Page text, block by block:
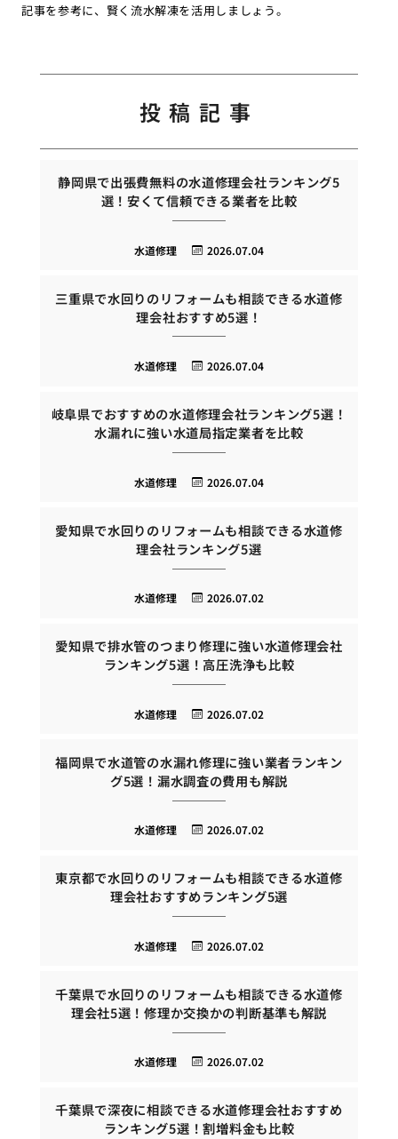
記事を参考に、賢く流水解凍を活用しましょう。
投稿記事
静岡県で出張費無料の水道修理会社ランキング5
選！安くて信頼できる業者を比較
2026.07.04
水道修理
三重県で水回りのリフォームも相談できる水道修
理会社おすすめ5選！
2026.07.04
水道修理
岐阜県でおすすめの水道修理会社ランキング5選！
水漏れに強い水道局指定業者を比較
2026.07.04
水道修理
愛知県で水回りのリフォームも相談できる水道修
理会社ランキング5選
2026.07.02
水道修理
愛知県で排水管のつまり修理に強い水道修理会社
ランキング5選！高圧洗浄も比較
2026.07.02
水道修理
福岡県で水道管の水漏れ修理に強い業者ランキン
グ5選！漏水調査の費用も解説
2026.07.02
水道修理
東京都で水回りのリフォームも相談できる水道修
理会社おすすめランキング5選
2026.07.02
水道修理
千葉県で水回りのリフォームも相談できる水道修
理会社5選！修理か交換かの判断基準も解説
2026.07.02
水道修理
千葉県で深夜に相談できる水道修理会社おすすめ
ランキング5選！割増料金も比較